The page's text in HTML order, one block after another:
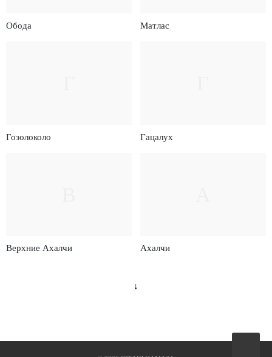
Обода Матлас
Гозолоколо Гацалух
Верхние Ахалчи Ахалчи
↓